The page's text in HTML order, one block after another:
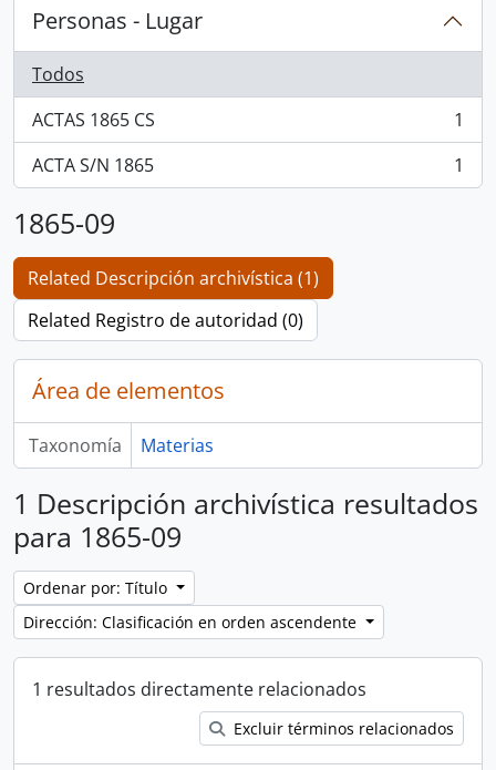
Personas - Lugar
Todos
ACTAS 1865 CS
, 1 resultados
1
ACTA S/N 1865
, 1 resultados 1
1865-09
Related Descripción archivística (1)
Related Registro de autoridad (0)
Área de elementos
Taxonomía Materias
1 Descripción archivística resultados
para 1865-09
Ordenar por: Título
Dirección: Clasificación en orden ascendente
1 resultados directamente relacionados
Excluir términos relacionados